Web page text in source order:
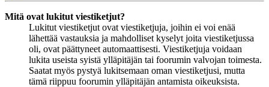
Mitä ovat lukitut viestiketjut?
Lukitut viestiketjut ovat viestiketjuja, joihin ei voi enää
lähettää vastauksia ja mahdolliset kyselyt joita viestiketjussa
oli, ovat päättyneet automaattisesti. Viestiketjuja voidaan
lukita useista syistä ylläpitäjän tai foorumin valvojan toimesta.
Saatat myös pystyä lukitsemaan oman viestiketjusi, mutta
tämä riippuu foorumin ylläpitäjän antamista oikeuksista.